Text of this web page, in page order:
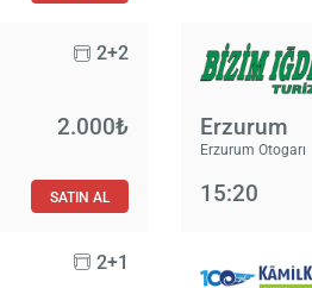
2+2
2.000₺
SATIN AL
Erzurum
Erzurum Otogarı
15:20
2+1